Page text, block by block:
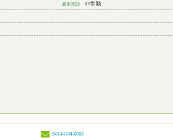
雇用形態 非常勤
S0144184-0008